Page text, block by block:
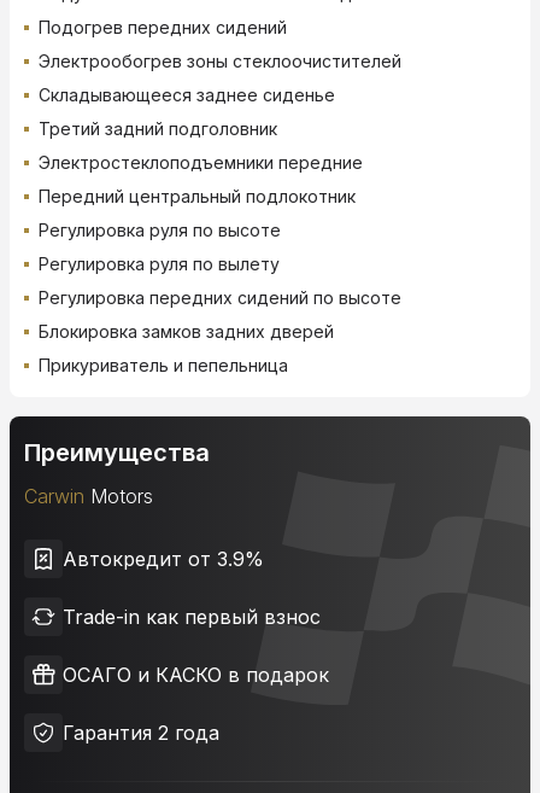
Подогрев передних сидений
Электрообогрев зоны стеклоочистителей
Складывающееся заднее сиденье
Третий задний подголовник
Электростеклоподъемники передние
Передний центральный подлокотник
Регулировка руля по высоте
Регулировка руля по вылету
Регулировка передних сидений по высоте
Блокировка замков задних дверей
Прикуриватель и пепельница
Преимущества
Carwin Motors
Автокредит от 3.9%
Trade-in как первый взнос
ОСАГО и КАСКО в подарок
Гарантия 2 года